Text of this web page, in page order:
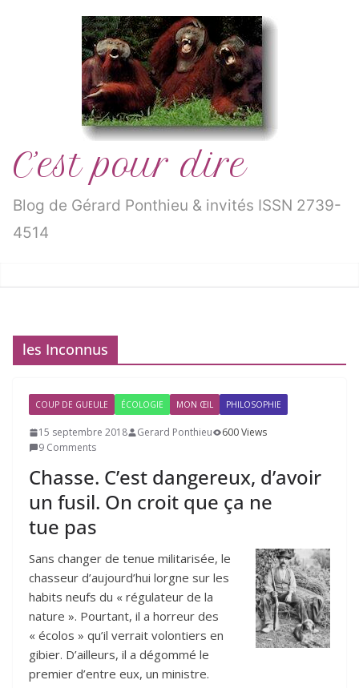
C’est pour dire
Blog de Gérard Ponthieu & invités ISSN 2739-
4514
les Inconnus
COUP DE GUEULE ÉCOLOGIE MON ŒIL PHILOSOPHIE
15 septembre 2018 Gerard Ponthieu
600 Views
9 Comments
Chasse. C’est dangereux, d’avoir
un fusil. On croit que ça ne
tue pas
Sans changer de tenue militarisée, le
chasseur d’aujourd’hui lorgne sur les
habits neufs du « régulateur de la
nature ». Pourtant, il a horreur des
« écolos » qu’il verrait volontiers en
gibier. D’ailleurs, il a dégommé le
premier d’entre eux, un ministre.